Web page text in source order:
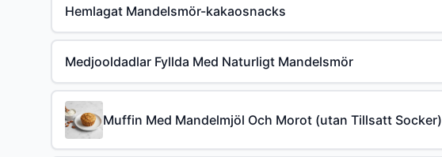
Hemlagat Mandelsmör-kakaosnacks
Medjooldadlar Fyllda Med Naturligt Mandelsmör
Muffin Med Mandelmjöl Och Morot (utan Tillsatt Socker)